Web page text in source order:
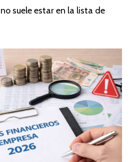
suele estar en la lista de